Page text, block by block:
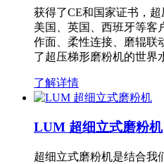
获得了CE和国家证书，超
美国、英国、西班牙等客
作面、柔性连接、磨辊联
了超压梯形磨粉机的世
了解详情
LUM 超细立式磨粉机
超细立式磨粉机是结合我